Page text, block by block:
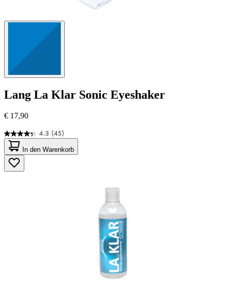
Lang La Klar Sonic Eyeshaker
€ 17,90
4.3 (45)
4.3
von
5
Sternen.
45
In den Warenkorb